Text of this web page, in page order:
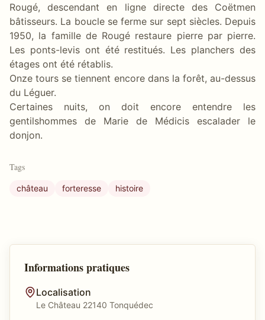
Rougé, descendant en ligne directe des Coëtmen
bâtisseurs. La boucle se ferme sur sept siècles. Depuis
1950, la famille de Rougé restaure pierre par pierre.
Les ponts-levis ont été restitués. Les planchers des
étages ont été rétablis.
Onze tours se tiennent encore dans la forêt, au-dessus
du Léguer.
Certaines nuits, on doit encore entendre les
gentilshommes de Marie de Médicis escalader le
donjon.
Tags
château forteresse histoire
Informations pratiques
Localisation
Le Château 22140 Tonquédec